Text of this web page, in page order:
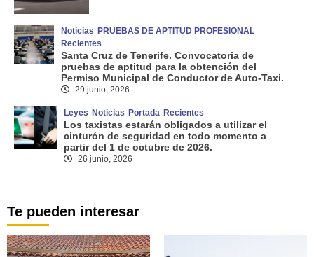
Noticias PRUEBAS DE APTITUD PROFESIONAL
Recientes
Santa Cruz de Tenerife. Convocatoria de
pruebas de aptitud para la obtención del
Permiso Municipal de Conductor de Auto-Taxi.
29 junio, 2026
Leyes Noticias Portada Recientes
Los taxistas estarán obligados a utilizar el
cinturón de seguridad en todo momento a
partir del 1 de octubre de 2026.
26 junio, 2026
Te pueden interesar